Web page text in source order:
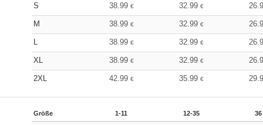
S 38.99 € 32.99 €
M 38.99 € 32.99 €
L 38.99 € 32.99 €
XL 38.99 € 32.99 €
2XL 42.99 € 35.99 €
Größe 1-11 12-35 36